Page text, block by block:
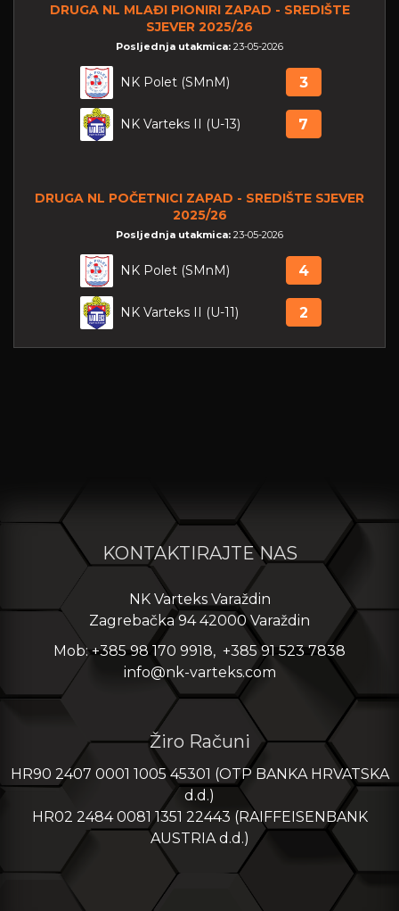
DRUGA NL MLAĐI PIONIRI ZAPAD - SREDIŠTE
SJEVER 2025/26
Posljednja utakmica: 23-05-2026
NK Polet (SMnM) 3
NK Varteks II (U-13) 7
DRUGA NL POČETNICI ZAPAD - SREDIŠTE SJEVER
2025/26
Posljednja utakmica: 23-05-2026
NK Polet (SMnM) 4
NK Varteks II (U-11) 2
KONTAKTIRAJTE NAS
NK Varteks Varaždin
Zagrebačka 94 42000 Varaždin
Mob: +385 98 170 9918, +385 91 523 7838
info@nk-varteks.com
Žiro Računi
HR90 2407 0001 1005 45301 (OTP BANKA HRVATSKA
d.d.)
HR02 2484 0081 1351 22443 (RAIFFEISENBANK
AUSTRIA d.d.)